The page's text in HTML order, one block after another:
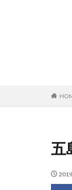
五